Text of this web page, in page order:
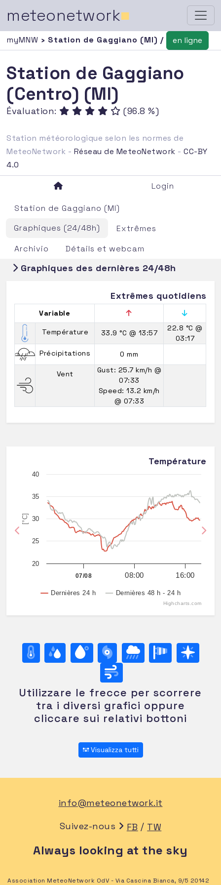
meteonetwork■
myMNW › Station de Gaggiano (MI) / en ligne
Station de Gaggiano
(Centro) (MI)
Évaluation: (96.8 %)
Station météorologique selon les normes de
MeteoNetwork - Réseau de MeteoNetwork -CC-BY
4.0
Login
Station de Gaggiano (MI)
Graphiques (24/48h)
Extrêmes
Archivio
Détails et webcam
Graphiques des dernières 24/48h
Extrêmes quotidiens
Variable
Température 33.9 °C @ 13:57
22.8 °C@
03:17
Précipitations
0 mm
Vent Gust: 25.7 km/h @
07:33
Speed: 13.2 km/h
@ 07:33
Température
[°C]
Dernières 24 h Dernières 48 h - 24 h
07/08 08:00 16:00
20
25
30
35
40
Highcharts.com
Previous
Utilizzare le frecce per scorrere
tra i diversi grafici oppure
cliccare sui relativi bottoni
Visualizza tutti
info@meteonetwork.it
Suivez-nous FB / TW
Always looking at the sky
Association MeteoNetwork OdV - Via Cascina Bianca, 9/5 20142